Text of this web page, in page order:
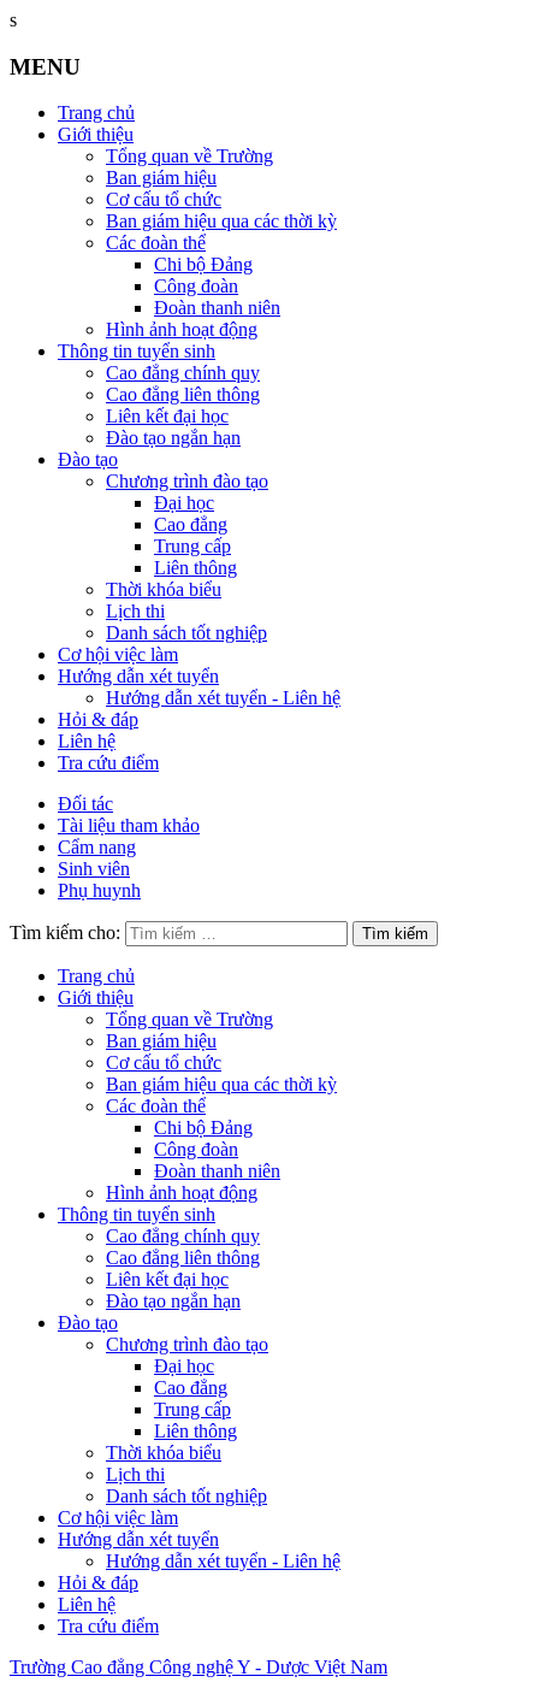
s
MENU
Trang chủ
Giới thiệu
Tổng quan về Trường
Ban giám hiệu
Cơ cấu tổ chức
Ban giám hiệu qua các thời kỳ
Các đoàn thể
Chi bộ Đảng
Công đoàn
Đoàn thanh niên
Hình ảnh hoạt động
Thông tin tuyển sinh
Cao đẳng chính quy
Cao đẳng liên thông
Liên kết đại học
Đào tạo ngắn hạn
Đào tạo
Chương trình đào tạo
Đại học
Cao đẳng
Trung cấp
Liên thông
Thời khóa biểu
Lịch thi
Danh sách tốt nghiệp
Cơ hội việc làm
Hướng dẫn xét tuyển
Hướng dẫn xét tuyển - Liên hệ
Hỏi & đáp
Liên hệ
Tra cứu điểm
Đối tác
Tài liệu tham khảo
Cẩm nang
Sinh viên
Phụ huynh
Tìm kiếm cho:
Trang chủ
Giới thiệu
Tổng quan về Trường
Ban giám hiệu
Cơ cấu tổ chức
Ban giám hiệu qua các thời kỳ
Các đoàn thể
Chi bộ Đảng
Công đoàn
Đoàn thanh niên
Hình ảnh hoạt động
Thông tin tuyển sinh
Cao đẳng chính quy
Cao đẳng liên thông
Liên kết đại học
Đào tạo ngắn hạn
Đào tạo
Chương trình đào tạo
Đại học
Cao đẳng
Trung cấp
Liên thông
Thời khóa biểu
Lịch thi
Danh sách tốt nghiệp
Cơ hội việc làm
Hướng dẫn xét tuyển
Hướng dẫn xét tuyển - Liên hệ
Hỏi & đáp
Liên hệ
Tra cứu điểm
Trường Cao đẳng Công nghệ Y - Dược Việt Nam